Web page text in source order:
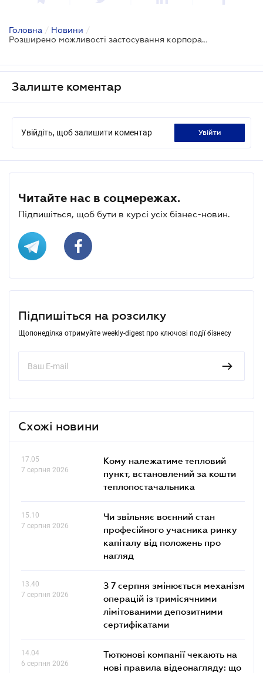
Головна / Новини /
Розширено можливості застосування корпоративних платіжних карток
Залиште коментар
Увійдіть, щоб залишити коментар увійти
Читайте нас в соцмережах.
Підпишіться, щоб бути в курсі усіх бізнес-новин.
Підпишіться на розсилку
Щопонеділка отримуйте weekly-digest про ключові події бізнесу
Схожі новини
17.05
7 серпня 2026
Кому належатиме тепловий
пункт, встановлений за кошти
теплопостачальника
15.10
7 серпня 2026
Чи звільняє воєнний стан
професійного учасника ринку
капіталу від положень про
нагляд
13.40
7 серпня 2026
З 7 серпня змінюється механізм
операцій із тримісячними
лімітованими депозитними
сертифікатами
14.04
6 серпня 2026
Тютюнові компанії чекають на
нові правила відеонагляду: що